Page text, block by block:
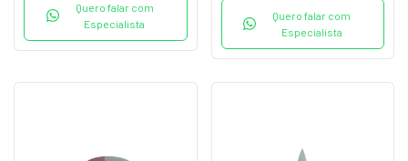
Quero falar com
Especialista
Quero falar com
Especialista